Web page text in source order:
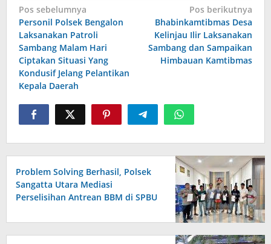
Navigasi
pos
Pos sebelumnya
Personil Polsek Bengalon
Laksanakan Patroli
Sambang Malam Hari
Ciptakan Situasi Yang
Kondusif Jelang Pelantikan
Kepala Daerah
Pos berikutnya
Bhabinkamtibmas Desa
Kelinjau Ilir Laksanakan
Sambang dan Sampaikan
Himbauan Kamtibmas
Problem Solving Berhasil, Polsek
Sangatta Utara Mediasi
Perselisihan Antrean BBM di SPBU